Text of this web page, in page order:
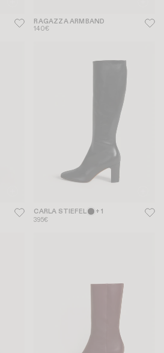
RAGAZZA ARMBAND
140€
CARLA STIEFEL + 1
395€